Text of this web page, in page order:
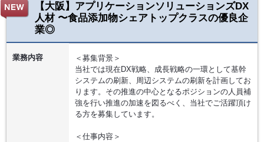
【大阪】アプリケーションソリューションズDX
人材 〜食品添加物シェアトップクラスの優良企
業◎
業務内容
＜募集背景＞
当社では現在DX戦略、成長戦略の一環として基幹
システムの刷新、周辺システムの刷新を計画してお
ります。その推進の中心となるポジションの人員補
強を行い推進の加速を図るべく、当社でご活躍頂け
る方を募集しています。
＜仕事内容＞